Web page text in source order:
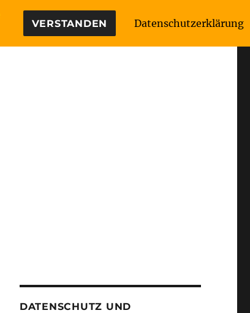
DATENSCHUTZ UND
VERSTANDEN Datenschutzerklärung